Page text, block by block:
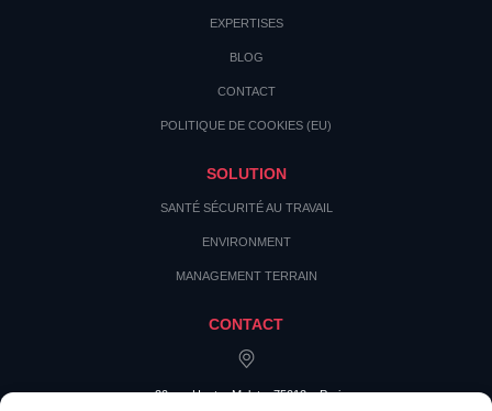
EXPERTISES
BLOG
CONTACT
POLITIQUE DE COOKIES (EU)
SOLUTION
SANTÉ SÉCURITÉ AU TRAVAIL
ENVIRONMENT
MANAGEMENT TERRAIN
CONTACT
20 rue Hector Malot – 75012 – Paris